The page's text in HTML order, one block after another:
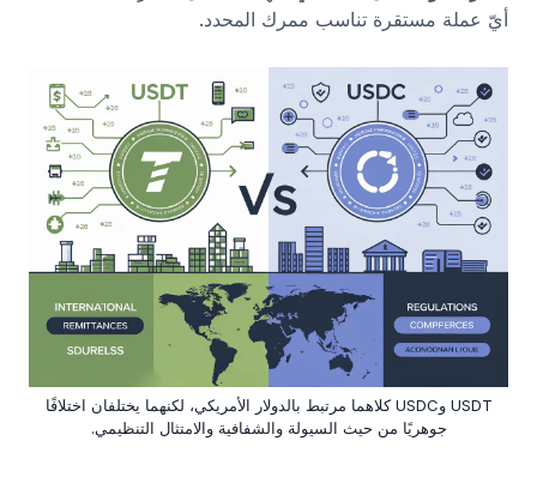
أيّ عملة مستقرة تناسب ممرك المحدد.
USDT وUSDC كلاهما مرتبط بالدولار الأمريكي، لكنهما يختلفان اختلافًا
جوهريًا من حيث السيولة والشفافية والامتثال التنظيمي.